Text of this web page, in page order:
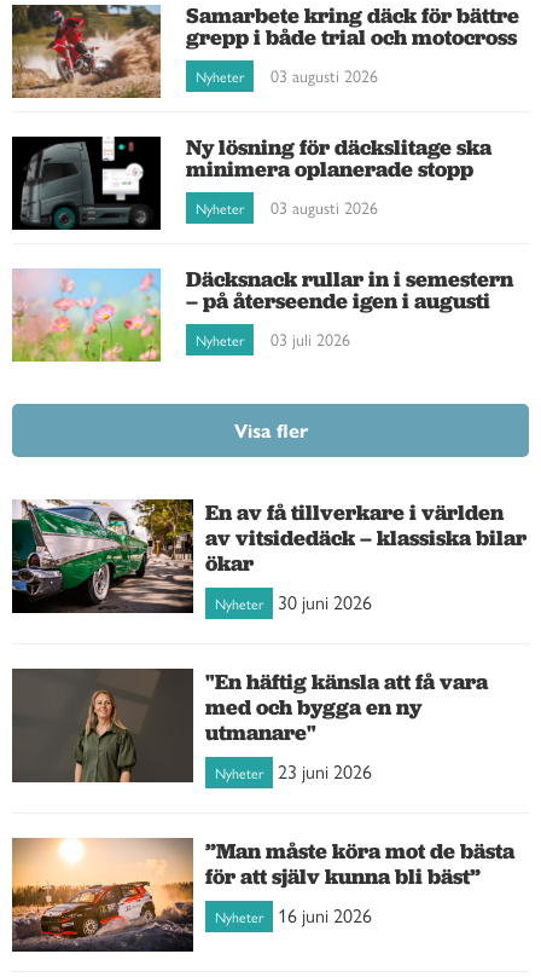
Samarbete kring däck för bättre
grepp i både trial och motocross
Nyheter 03 augusti 2026
Ny lösning för däckslitage ska
minimera oplanerade stopp
Nyheter 03 augusti 2026
Däcksnack rullar in i semestern
– på återseende igen i augusti
Nyheter 03 juli 2026
Visa fler
En av få tillverkare i världen
av vitsidedäck – klassiska bilar
ökar
Nyheter 30 juni 2026
"En häftig känsla att få vara
med och bygga en ny
utmanare"
Nyheter 23 juni 2026
”Man måste köra mot de bästa
för att själv kunna bli bäst”
Nyheter 16 juni 2026